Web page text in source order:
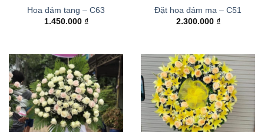
Hoa đám tang – C63
1.450.000 ₫
Đặt hoa đám ma – C51
2.300.000 ₫